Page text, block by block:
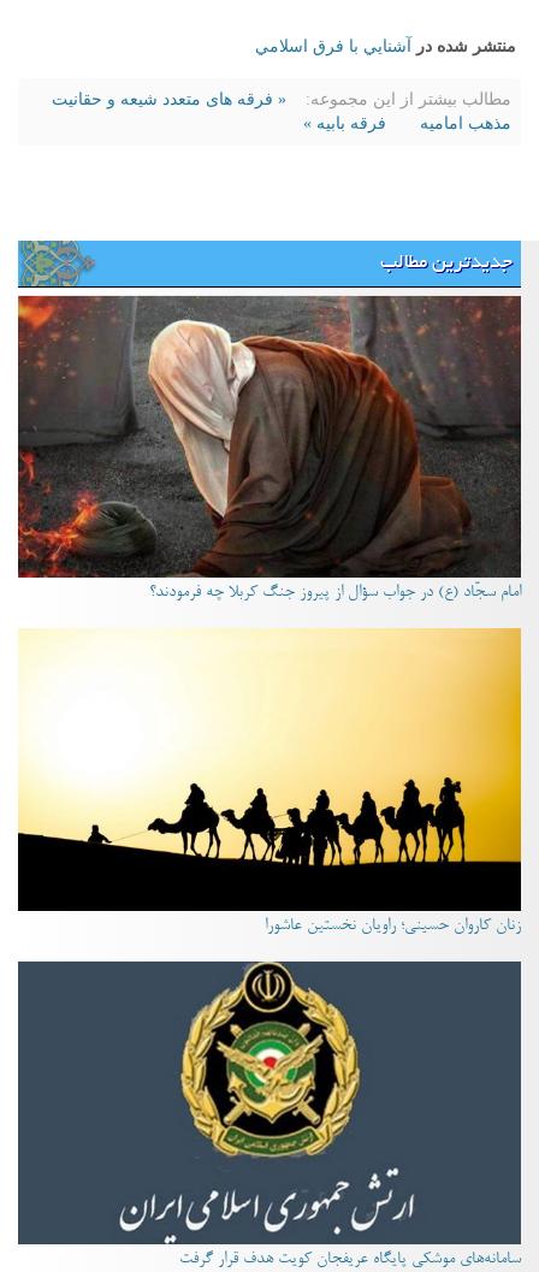
منتشر شده در آشنايي با فرق اسلامي
مطالب بیشتر از این مجموعه:
« فرقه های متعدد شیعه و حقانیت
مذهب امامیه
فرقه بابیه »
جدیدترین مطالب
امام سجّاد (ع) در جواب سؤال از پیروز جنگ کربلا چه فرمودند؟
زنان کاروان حسینی؛ راویان نخستین عاشورا
سامانه‌های موشکی پایگاه عریفجان کویت هدف قرار گرفت